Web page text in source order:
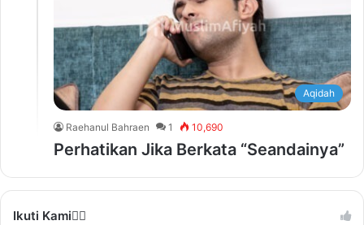
Aqidah
Raehanul Bahraen 1 10,690
Perhatikan Jika Berkata “Seandainya”
Ikuti Kami❤️‍🔥